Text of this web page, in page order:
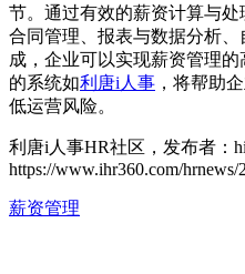
节。通过有效的薪资计算与
合同管理、报表与数据分析
成，企业可以实现薪资管理
的系统如利唐i人事 ，将帮助
低运营风险。
利唐i人事HR社区，发布者：
https://www.ihr360.com/hrnews/
薪资管理